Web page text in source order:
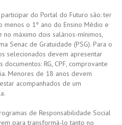
do Portal do Futuro são: ter
o 1º ano do Ensino Médio e
máximo dois salários-mínimos,
Senac de Gratuidade (PSG). Para o
selecionados devem apresentar
RG, CPF, comprovante
Menores de 18 anos devem
acompanhados de um
de Responsabilidade Social
para transformá-lo tanto no